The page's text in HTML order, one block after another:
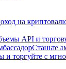
на
API и
Станьте
и торгуйте с